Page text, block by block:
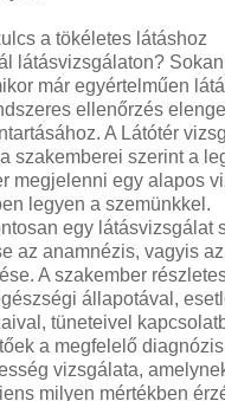
a tökéletes látáshoz
látásvizsgálaton?
már egyértelműen
ellenőrzés
A Látótér
szakemberei szerint a
megjelenni egy alapos
legyen a szemünkkel.
egy látásvizsgálat
az anamnézis, vagyis
A szakember
állapotával,
tüneteivel
a megfelelő
vizsgálata,
milyen mértékben